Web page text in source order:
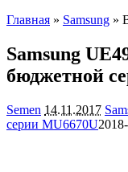
Главная » Samsung »
Samsung
бюджетной
Semen 14.11.2017
серии MU6670U